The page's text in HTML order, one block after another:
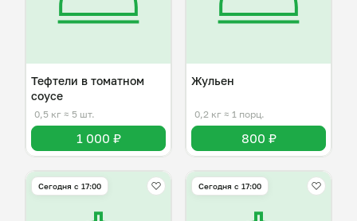
Тефтели в томатном
соусе
0,5 кг ≈ 5 шт.
1 000 ₽
Жульен
0,2 кг ≈ 1 порц.
800 ₽
Сегодня с 17:00 Сегодня с 17:00